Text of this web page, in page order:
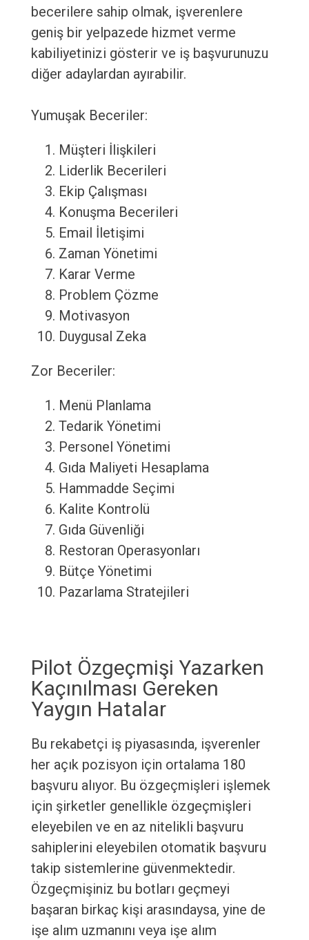
becerilere sahip olmak, işverenlere
geniş bir yelpazede hizmet verme
kabiliyetinizi gösterir ve iş başvurunuzu
diğer adaylardan ayırabilir.
Yumuşak Beceriler:
Müşteri İlişkileri
Liderlik Becerileri
Ekip Çalışması
Konuşma Becerileri
Email İletişimi
Zaman Yönetimi
Karar Verme
Problem Çözme
Motivasyon
Duygusal Zeka
Zor Beceriler:
Menü Planlama
Tedarik Yönetimi
Personel Yönetimi
Gıda Maliyeti Hesaplama
Hammadde Seçimi
Kalite Kontrolü
Gıda Güvenliği
Restoran Operasyonları
Bütçe Yönetimi
Pazarlama Stratejileri
Pilot Özgeçmişi Yazarken
Kaçınılması Gereken
Yaygın Hatalar
Bu rekabetçi iş piyasasında, işverenler
her açık pozisyon için ortalama 180
başvuru alıyor. Bu özgeçmişleri işlemek
için şirketler genellikle özgeçmişleri
eleyebilen ve en az nitelikli başvuru
sahiplerini eleyebilen otomatik başvuru
takip sistemlerine güvenmektedir.
Özgeçmişiniz bu botları geçmeyi
başaran birkaç kişi arasındaysa, yine de
işe alım uzmanını veya işe alım